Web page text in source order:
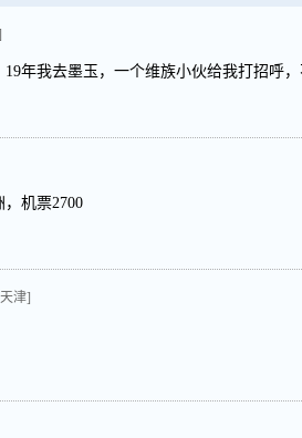
年我去墨玉，一个维族小伙给我打招呼
机票2700
津]